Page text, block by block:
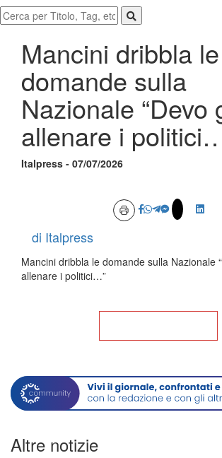
Mancini dribbla le
domande sulla
Nazionale “Devo
allenare i
Italpress - 07/07/2026
di Italpress
Mancini dribbla le domande sulla Nazionale
allenare i politici…”
Altre notizie